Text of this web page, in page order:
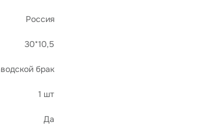
Россия
30*10,5
брак
1 шт
Да